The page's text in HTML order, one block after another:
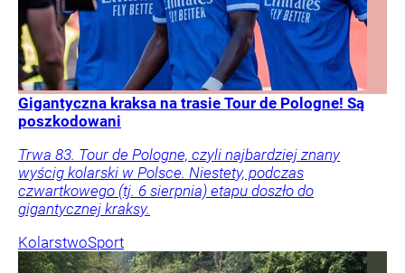
Gigantyczna kraksa na trasie Tour de Pologne! Są
poszkodowani
Trwa 83. Tour de Pologne, czyli najbardziej znany
wyścig kolarski w Polsce. Niestety, podczas
czwartkowego (tj. 6 sierpnia) etapu doszło do
gigantycznej kraksy.
KolarstwoSport